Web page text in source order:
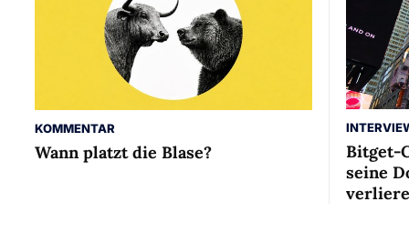
KOMMENTAR
Wann platzt die Blase?
Bitget-
seine